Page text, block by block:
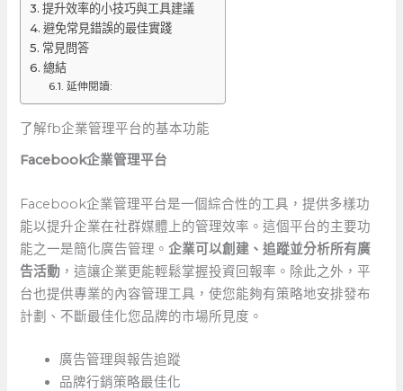
提升效率的小技巧與工具建議
避免常見錯誤的最佳實踐
常見問答
總結
延伸閱讀:
了解fb企業管理平台的基本功能
Facebook企業管理平台
Facebook企業管理平台是一個綜合性的工具，提供多樣功
能以提升企業在社群媒體上的管理效率。這個平台的主要功
能之一是簡化廣告管理。企業可以創建、追蹤並分析所有廣
告活動 ，這讓企業更能輕鬆掌握投資回報率。除此之外，平
台也提供專業的內容管理工具，使您能夠有策略地安排發布
計劃、不斷最佳化您品牌的市場所見度。
廣告管理與報告追蹤
品牌行銷策略最佳化